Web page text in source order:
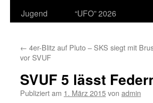
Inhalt
Jugend
“UFO” 2026
← 4er-Blitz auf Pluto – SKS siegt mit
vor SVUF
SVUF 5 lässt
Publiziert am 1. März 2015von admin